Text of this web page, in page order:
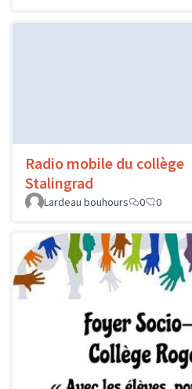
Radio mobile du collège
Stalingrad
Lardeau bouhours
0 0